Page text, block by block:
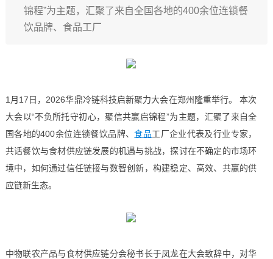
锦程”为主题，汇聚了来自全国各地的400余位连锁餐
饮品牌、食品工厂
1月17日，2026华鼎冷链科技启新聚力大会在郑州隆重举行。 本次
大会以“不负所托守初心，聚信共赢启锦程”为主题，汇聚了来自全
国各地的400余位连锁餐饮品牌、食品工厂企业代表及行业专家，
共话餐饮与食材供应链发展的机遇与挑战，探讨在不确定的市场环
境中，如何通过信任链接与数智创新，构建稳定、高效、共赢的供
应链新生态。
中物联农产品与食材供应链分会秘书长于凤龙在大会致辞中，对华